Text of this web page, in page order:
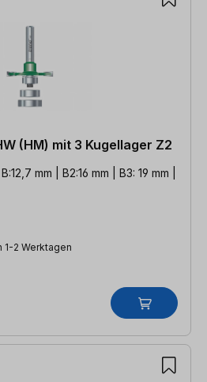
(HM) mit 3 Kugellager Z2
mm | B2:16 mm | B3: 19 mm |
1-2 Werktagen